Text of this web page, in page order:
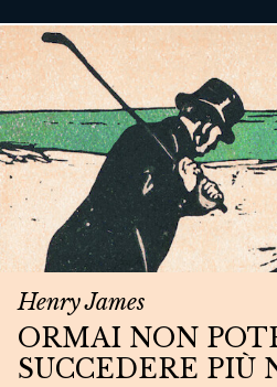
Henry James
ORMAI NON
SUCCEDERE PIÙ